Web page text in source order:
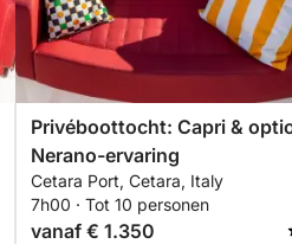
Privéboottocht: Capri &
Nerano-ervaring
Cetara Port, Cetara, Italy
7h00 · Tot 10 personen
vanaf € 1.350